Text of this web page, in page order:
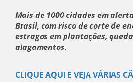
Mais de 1000 cidades em
Brasil, com risco de corte de
estragos em plantações,
alagamentos.
CLIQUE AQUI E VEJA VÁRIAS